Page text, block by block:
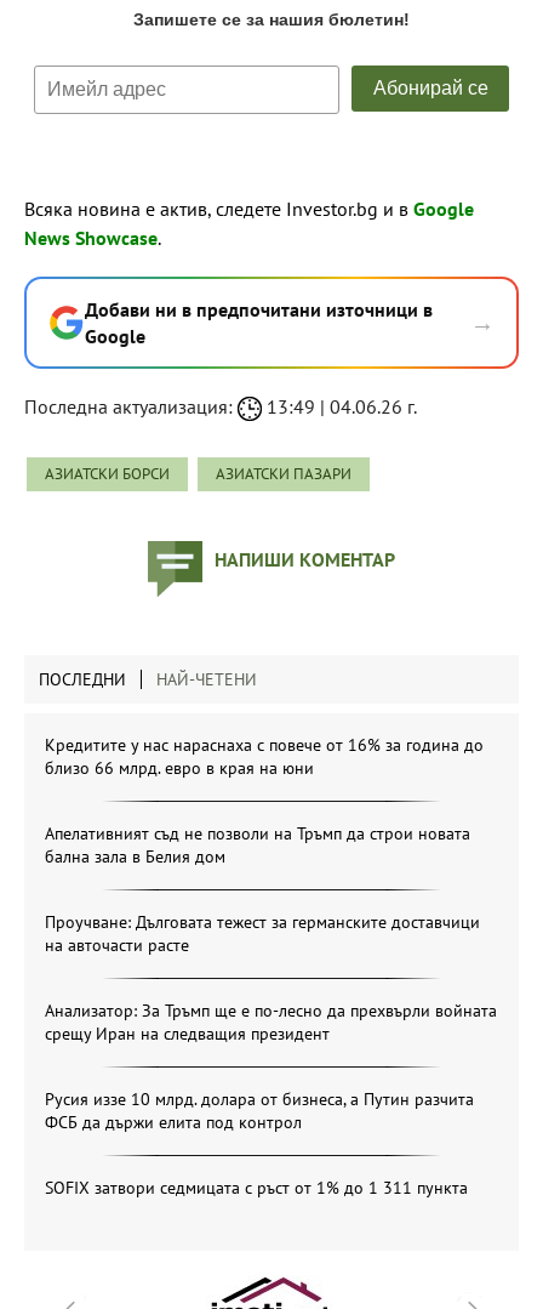
Всяка новина е актив, следете Investor.bg и в Google
News Showcase.
Добави ни в предпочитани източници в
Google
→
Последна актуализация: 13:49 | 04.06.26 г.
АЗИАТСКИ БОРСИ АЗИАТСКИ ПАЗАРИ
НАПИШИ КОМЕНТАР
ПОСЛЕДНИ НАЙ-ЧЕТЕНИ
Кредитите у нас нараснаха с повече от 16% за година до
близо 66 млрд. евро в края на юни
Апелативният съд не позволи на Тръмп да строи новата
бална зала в Белия дом
Проучване: Дълговата тежест за германските доставчици
на авточасти расте
Анализатор: За Тръмп ще е по-лесно да прехвърли войната
срещу Иран на следващия президент
Русия иззе 10 млрд. долара от бизнеса, а Путин разчита
ФСБ да държи елита под контрол
SOFIX затвори седмицата с ръст от 1% до 1 311 пункта